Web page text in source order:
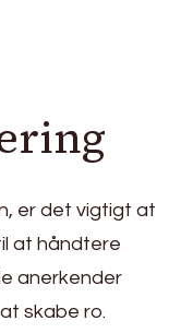
er det vigtigt at
at håndtere
anerkender
skabe ro.